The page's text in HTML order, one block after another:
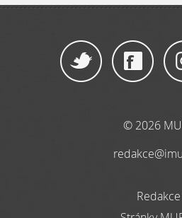
© 2026
Redakce